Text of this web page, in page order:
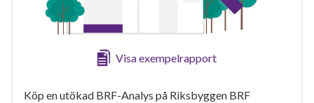
Visa exempelrapport
Köp en utökad BRF-Analys på Riksbyggen BRF